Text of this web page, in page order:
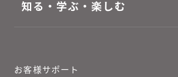
知る・学ぶ・楽しむ
お客様サポート